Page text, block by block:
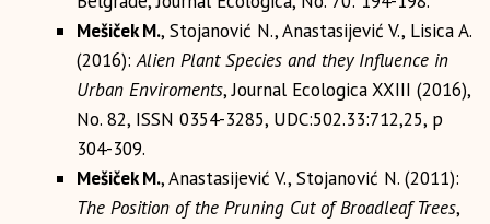
Mešiček M., Stojanović N., Anastasijević V., Lisica A.
(2016):Alien Plant Species and they Influence in
Urban Enviroments, Journal Ecologica XXIII (2016),
No. 82, ISSN 0354-3285, UDC:502.33:712,25, p
304-309.
Mešiček M., Anastasijević V., Stojanović N. (2011):
The Position of the Pruning Cut of Broadleaf Trees,